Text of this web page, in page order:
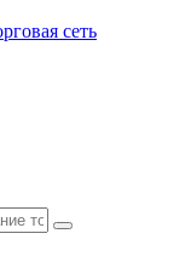
сеть